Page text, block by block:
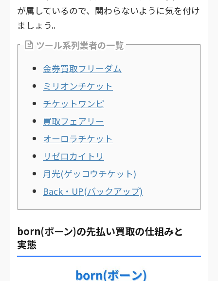
が属しているので、関わらないように気を付け
ましょう。
ツール系列業者の一覧
金券買取フリーダム
ミリオンチケット
チケットワンピ
買取フェアリー
オーロラチケット
リゼロカイトリ
月光(ゲッコウチケット)
Back・UP(バックアップ)
born(ボーン)の先払い買取の仕組みと
実態